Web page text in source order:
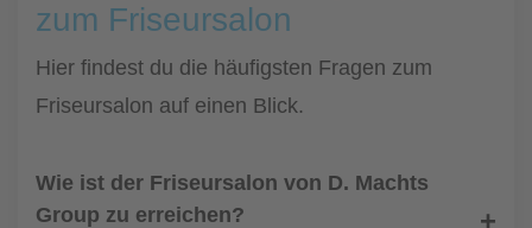
zum Friseursalon
Hier findest du die häufigsten Fragen zum
Friseursalon auf einen Blick.
Wie ist der Friseursalon von D. Machts
Group zu erreichen?